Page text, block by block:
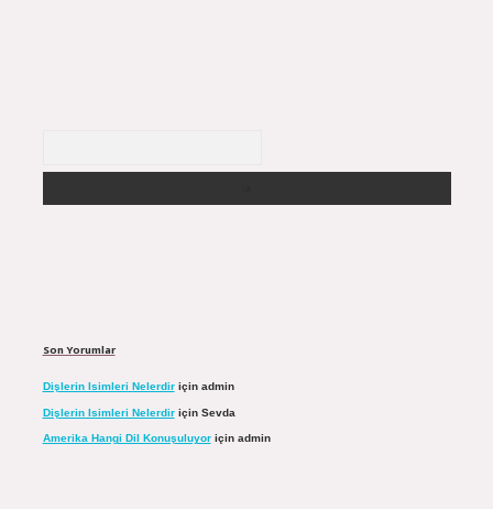
Son Yorumlar
Dişlerin Isimleri Nelerdiriçin admin
Dişlerin Isimleri Nelerdiriçin Sevda
Amerika Hangi Dil Konuşuluyoriçin admin